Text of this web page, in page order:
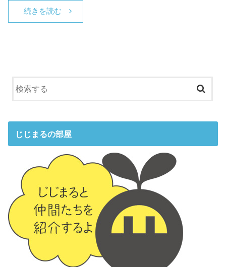
続きを読む
じじまるの部屋